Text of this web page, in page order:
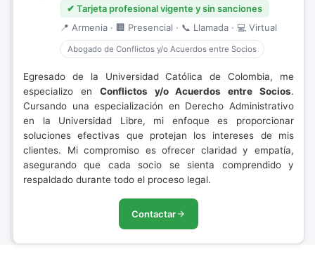
✔ Tarjeta profesional vigente y sin sanciones
📍 Armenia · 🏢 Presencial · 📞 Llamada · 💻 Virtual
Abogado de Conflictos y/o Acuerdos entre Socios
Egresado de la Universidad Católica de Colombia, me
especializo en Conflictos y/o Acuerdos entre Socios.
Cursando una especialización en Derecho Administrativo
en la Universidad Libre, mi enfoque es proporcionar
soluciones efectivas que protejan los intereses de mis
clientes. Mi compromiso es ofrecer claridad y empatía,
asegurando que cada socio se sienta comprendido y
respaldado durante todo el proceso legal.
Contactar